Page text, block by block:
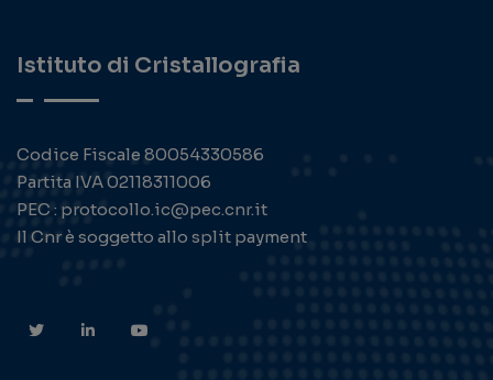
Istituto di Cristallografia
Codice Fiscale 80054330586
Partita IVA 02118311006
PEC : protocollo.ic@pec.cnr.it
Il Cnr è soggetto allo split payment